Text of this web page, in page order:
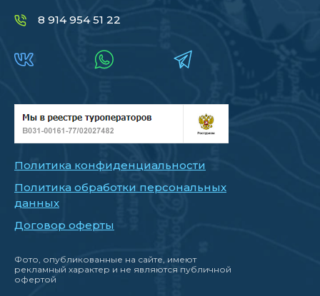
8 914 954 51 22
Политика конфиденциальности
Политика обработки персональных
данных
Договор оферты
Фото, опубликованные на сайте, имеют
рекламный характер и не являются публичной
офертой